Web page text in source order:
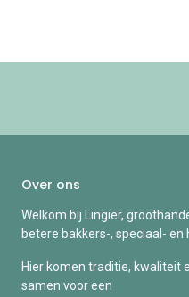
Over ons
Welkom bij Lingier,
betere bakkers-, speciaal- en
Hier komen traditie, kwaliteit
samen voor een